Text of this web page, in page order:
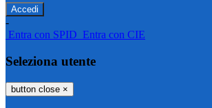
-
Entra con SPID Entra con CIE
Seleziona utente
button close ×